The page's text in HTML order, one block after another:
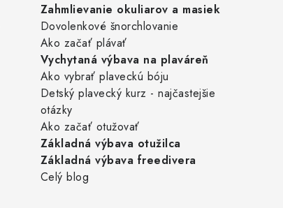
Zahmlievanie okuliarov a masiek
Dovolenkové šnorchlovanie
Ako začať plávať
Vychytaná výbava na plaváreň
Ako vybrať plaveckú bóju
Detský plavecký kurz - najčastejšie
otázky
Ako začať otužovať
Základná výbava otužilca
Základná výbava freedivera
Celý blog